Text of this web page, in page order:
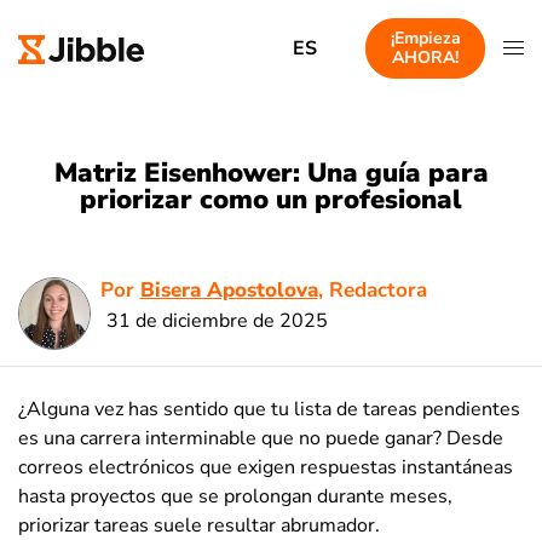
ES
¡Empieza
AHORA!
Matriz Eisenhower: Una guía para
priorizar como un profesional
Por Bisera Apostolova, Redactora
31 de diciembre de 2025
¿Alguna vez has sentido que tu lista de tareas pendientes
es una carrera interminable que no puede ganar? Desde
correos electrónicos que exigen respuestas instantáneas
hasta proyectos que se prolongan durante meses,
priorizar tareas suele resultar abrumador.